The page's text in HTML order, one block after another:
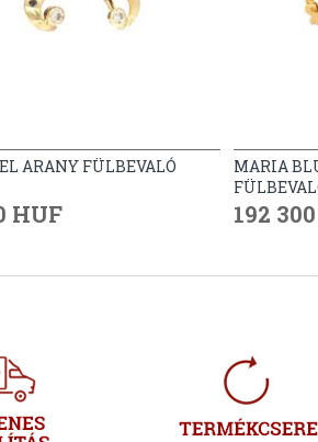
ARANY FÜLBEVALÓ
HUF
MARIA
192